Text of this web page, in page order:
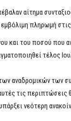
αίτημα
πληρωμή στις
του ποσού που
τέλος
αναδρομικών των
τις περιπτώσεις
νεότερη